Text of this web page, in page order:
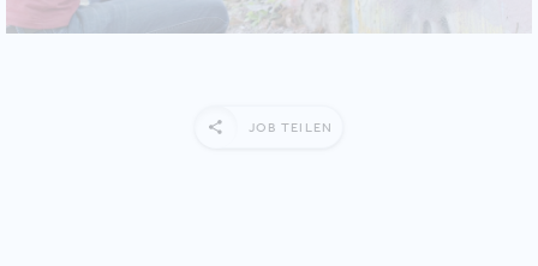
JOB TEILEN